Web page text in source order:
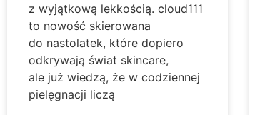
z wyjątkową lekkością. cloud111
to nowość skierowana
do nastolatek, które dopiero
odkrywają świat skincare,
ale już wiedzą, że w codziennej
pielęgnacji liczą